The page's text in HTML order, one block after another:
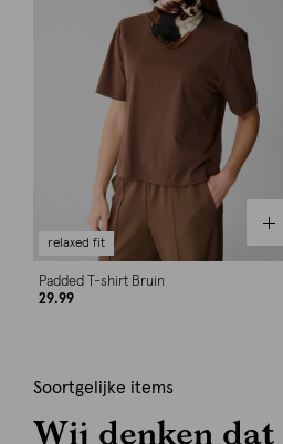
relaxed fit
Padded T-shirt Bruin
29.99
Soortgelijke items
Wij denken dat